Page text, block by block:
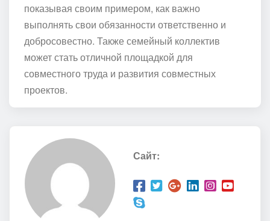
показывая своим примером, как важно
выполнять свои обязанности ответственно и
добросовестно. Также семейный коллектив
может стать отличной площадкой для
совместного труда и развития совместных
проектов.
Сайт: